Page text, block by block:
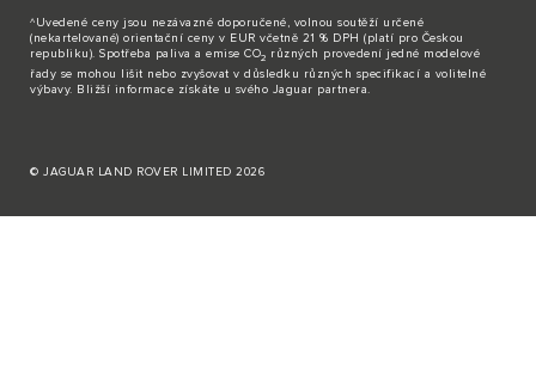
^Uvedené ceny jsou nezávazné doporučené, volnou soutěží určené
(nekartelované) orientační ceny v EUR včetně 21 % DPH (platí pro Českou
republiku). Spotřeba paliva a emise CO2
různých provedení jedné modelové
řady se mohou lišit nebo zvyšovat v důsledku různých specifikací a volitelné
výbavy. Bližší informace získáte u svého Jaguar partnera.
© JAGUAR LAND ROVER LIMITED 2026